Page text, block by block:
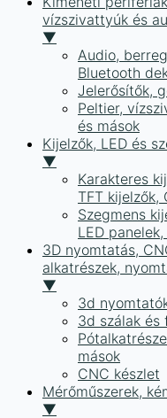
vízszivattyúk és
▼
Audio,
Bluetooth
Jelerősítők,
Peltier,
és mások
Kijelzők, LED és
▼
Karakteres
TFT kijelzők,
Szegmens
LED
3D nyomtatás,
alkatrészek,
▼
3d
3d szálak és
mások
CNC készlet
Mérőműszerek,
▼